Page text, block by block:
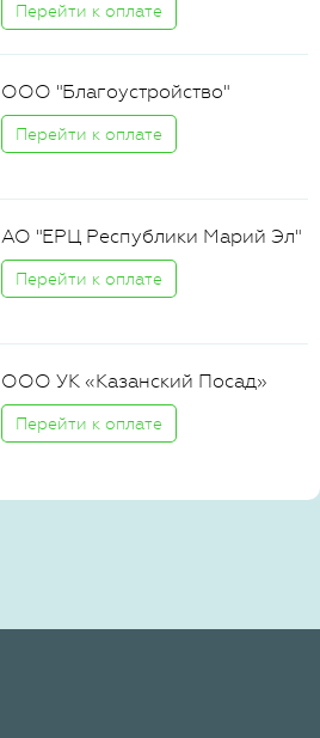
Перейти к оплате
ООО "Благоустройство"
Перейти к оплате
АО "ЕРЦ Республики Марий Эл"
Перейти к оплате
ООО УК «Казанский Посад»
Перейти к оплате